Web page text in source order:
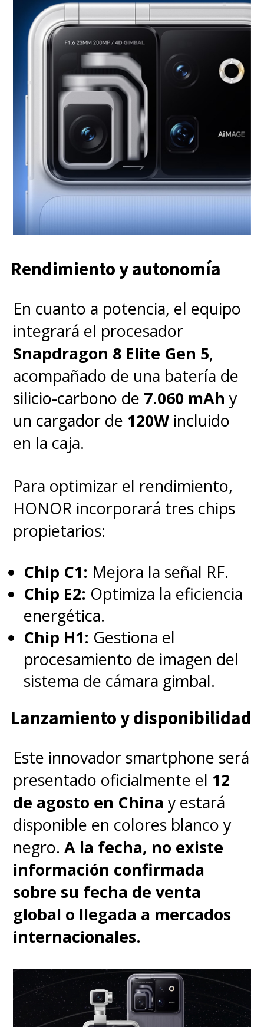
Rendimiento y autonomía
En cuanto a potencia, el equipo
integrará el procesador
Snapdragon 8 Elite Gen 5,
acompañado de una batería de
silicio-carbono de 7.060 mAh y
un cargador de 120W incluido
en la caja.
Para optimizar el rendimiento,
HONOR incorporará tres chips
propietarios:
Chip C1: Mejora la señal RF.
Chip E2: Optimiza la eficiencia
energética.
Chip H1: Gestiona el
procesamiento de imagen del
sistema de cámara gimbal.
Lanzamiento y disponibilidad
Este innovador smartphone será
presentado oficialmente el 12
de agosto en China y estará
disponible en colores blanco y
negro.A la fecha, no existe
información confirmada
sobre su fecha de venta
global o llegada a mercados
internacionales.